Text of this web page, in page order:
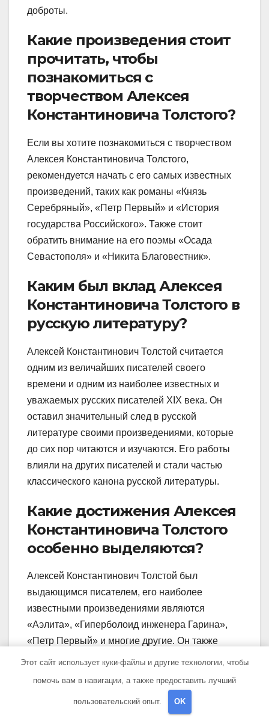
доброты.
Какие произведения стоит
прочитать, чтобы
познакомиться с
творчеством Алексея
Константиновича Толстого?
Если вы хотите познакомиться с творчеством
Алексея Константиновича Толстого,
рекомендуется начать с его самых известных
произведений, таких как романы «Князь
Серебряный», «Петр Первый» и «История
государства Российского». Также стоит
обратить внимание на его поэмы «Осада
Севастополя» и «Никита Благовестник».
Каким был вклад Алексея
Константиновича Толстого в
русскую литературу?
Алексей Константинович Толстой считается
одним из величайших писателей своего
времени и одним из наиболее известных и
уважаемых русских писателей XIX века. Он
оставил значительный след в русской
литературе своими произведениями, которые
до сих пор читаются и изучаются. Его работы
влияли на других писателей и стали частью
классического канона русской литературы.
Какие достижения Алексея
Константиновича Толстого
особенно выделяются?
Алексей Константинович Толстой был
выдающимся писателем, его наиболее
известными произведениями являются
«Аэлита», «Гиперболоид инженера Гарина»,
«Петр Первый» и многие другие. Он также
проиллюстрировал несколько книг и был
литературные и политические достижения до
сих пор остаются важными и влиятельными.
Этот сайт использует куки-файлы и другие технологии, чтобы
помочь вам в навигации, а также предоставить лучший
пользовательский опыт. OK